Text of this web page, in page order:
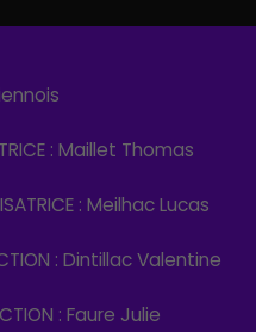
: Maillet Thomas
: Meilhac Lucas
: Dintillac Valentine
: Faure Julie